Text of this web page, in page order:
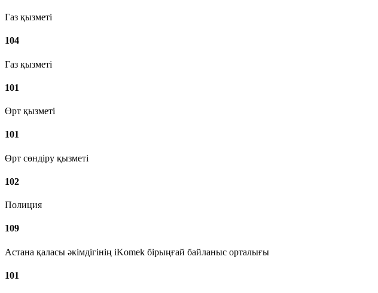
Газ қызметі
104
Газ қызметі
101
Өрт қызметі
101
Өрт сөндіру қызметі
102
Полиция
109
Астана қаласы әкімдігінің iKomek бірыңғай байланыс орталығы
101